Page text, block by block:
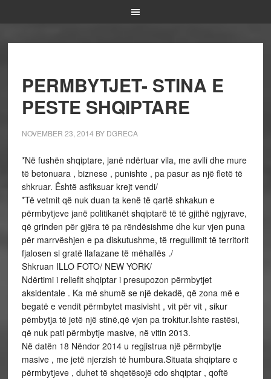
PERMBYTJET- STINA E
PESTE SHQIPTARE
NOVEMBER 23, 2014 BY DGRECA
*Në fushën shqiptare, janë ndërtuar vila, me avlli dhe mure
të betonuara , biznese , punishte , pa pasur as një fletë të
shkruar. Është asfiksuar krejt vendi/
*Të vetmit që nuk duan ta kenë të qartë shkakun e
përmbytjeve janë politikanët shqiptarë të të gjithë ngjyrave,
që grinden për gjëra të pa rëndësishme dhe kur vjen puna
për marrvëshjen e pa diskutushme, të rregullimit të territorit
fjalosen si gratë llafazane të mëhallës ./
Shkruan ILLO FOTO/ NEW YORK/
Ndërtimi i reliefit shqiptar i presupozon përmbytjet
aksidentale . Ka më shumë se një dekadë, që zona më e
begatë e vendit përmbytet masivisht , vit për vit , sikur
pëmbytja të jetë një stinë,që vjen pa trokitur.Ishte rastësi,
që nuk pati përmbytje masive, në vitin 2013.
Në datën 18 Nëndor 2014 u regjistrua një përmbytje
masive , me jetë njerzish të humbura.Situata shqiptare e
përmbytjeve , duhet të shqetësojë cdo shqiptar , qoftë